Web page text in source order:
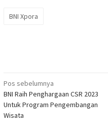
BNI Xpora
Navigasi
pos
Pos sebelumnya
BNI Raih Penghargaan CSR 2023
Untuk Program Pengembangan
Wisata